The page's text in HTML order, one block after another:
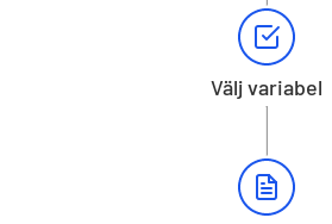
Välj variabel